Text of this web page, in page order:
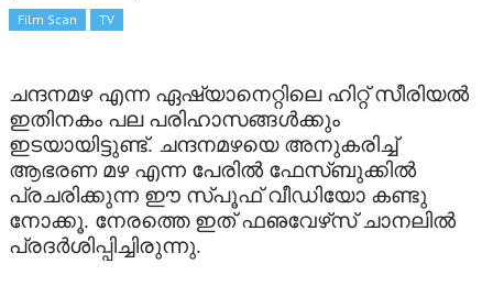
FILM SCAN
GALLERY
LATEST
OTHER LANGUAGE
Film Scan TV
ചന്ദനമഴ എന്ന ഏഷ്യാനെറ്റിലെ ഹിറ്റ് സീരിയല്‍
ഇതിനകം പല പരിഹാസങ്ങള്‍ക്കും
ഇടയായിട്ടുണ്ട്. ചന്ദനമഴയെ അനുകരിച്ച്
ആഭരണ മഴ എന്ന പേരില്‍ ഫേസ്ബുക്കില്‍
പ്രചരിക്കുന്ന ഈ സ്പൂഫ് വീഡിയോ കണ്ടു
നോക്കൂ. നേരത്തെ ഇത് ഫഌവേഴ്‌സ് ചാനലില്‍
പ്രദര്‍ശിപ്പിച്ചിരുന്നു.